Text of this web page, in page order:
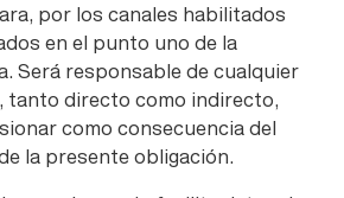
por los canales habilitados
en el punto uno de la
Será responsable de cualquier
tanto directo como indirecto,
como consecuencia del
la presente obligación.